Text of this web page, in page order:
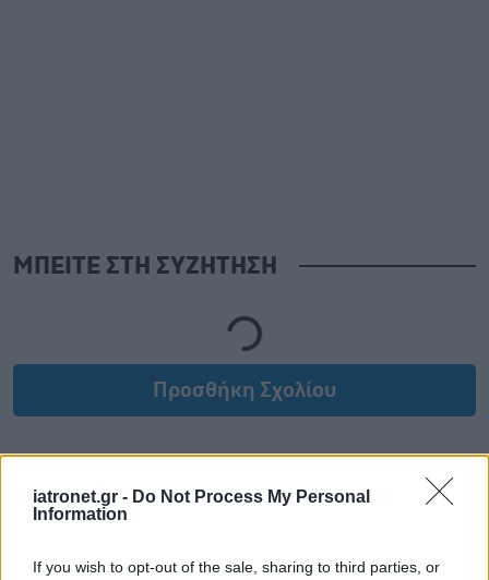
iatronet.gr - Do Not Process My Personal
Information
If you wish to opt-out of the sale, sharing to third parties, or
ΜΠΕΙΤΕ ΣΤΗ ΣΥΖΗΤΗΣΗ
Loading...
Προσθήκη Σχολίου